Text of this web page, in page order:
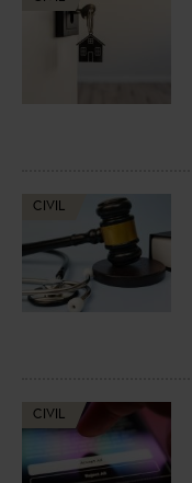
CIVIL
CIVIL